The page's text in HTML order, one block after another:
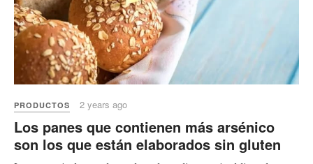
PRODUCTOS 2 years ago
Los panes que contienen más arsénico
son los que están elaborados sin gluten